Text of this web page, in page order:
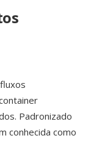
Padronizado
conhecida como